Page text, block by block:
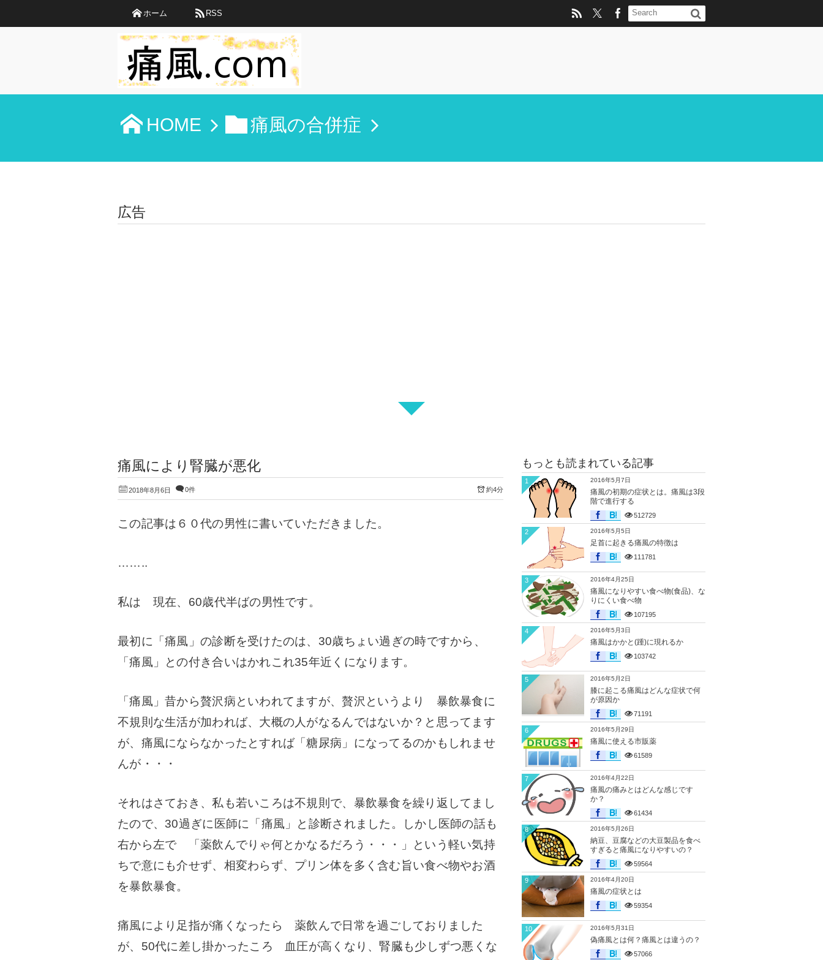
ホーム RSS
HOME 痛風の合併症
広告
痛風により腎臓が悪化
2018年8月6日 0件 約4分
この記事は６０代の男性に書いていただきました。
……..
私は 現在、60歳代半ばの男性です。
最初に「痛風」の診断を受けたのは、30歳ちょい過ぎの時ですから、
「痛風」との付き合いはかれこれ35年近くになります。
「痛風」昔から贅沢病といわれてますが、贅沢というより 暴飲暴食に
不規則な生活が加われば、大概の人がなるんではないか？と思ってます
が、痛風にならなかったとすれば「糖尿病」になってるのかもしれませ
んが・・・
それはさておき、私も若いころは不規則で、暴飲暴食を繰り返してまし
たので、30過ぎに医師に「痛風」と診断されました。しかし医師の話も
右から左で 「薬飲んでりゃ何とかなるだろう・・・」という軽い気持
ちで意にも介せず、相変わらず、プリン体を多く含む旨い食べ物やお酒
を暴飲暴食。
痛風により足指が痛くなったら 薬飲んで日常を過ごしておりました
が、50代に差し掛かったころ 血圧が高くなり、腎臓も少しずつ悪くな
もっとも読まれている記事
2016年5月7日
痛風の初期の症状とは。痛風は3段
階で進行する
512729
1
2016年5月5日
足首に起きる痛風の特徴は
111781
2
2016年4月25日
痛風になりやすい食べ物(食品)、な
りにくい食べ物
107195
3
2016年5月3日
痛風はかかと(踵)に現れるか
103742
4
2016年5月2日
膝に起こる痛風はどんな症状で何
が原因か
71191
5
2016年5月29日
痛風に使える市販薬
61589
6
2016年4月22日
痛風の痛みとはどんな感じです
か？
61434
7
2016年5月26日
納豆、豆腐などの大豆製品を食べ
すぎると痛風になりやすいの？
59564
8
2016年4月20日
痛風の症状とは
59354
9
2016年5月31日
偽痛風とは何？痛風とは違うの？
57066
10